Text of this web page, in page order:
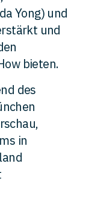
Yong) und
und
bieten.
des
in